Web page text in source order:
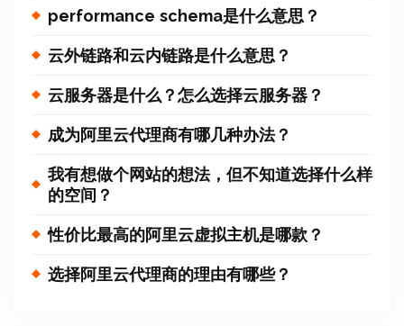
performance schema是什么意思？
云外链路和云内链路是什么意思？
云服务器是什么？怎么选择云服务器？
成为阿里云代理商有哪几种办法？
我有想做个网站的想法，但不知道选择什么样
的空间？
性价比最高的阿里云虚拟主机是哪款？
选择阿里云代理商的理由有哪些？